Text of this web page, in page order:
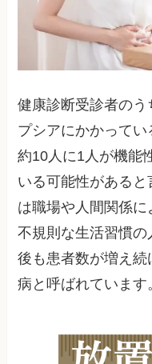
健康診断受診者の
プシアにかかって
約10人に1人が機能
いる可能性がある
は職場や人間関係に
不規則な生活習慣
後も患者数が増え
病と呼ばれています